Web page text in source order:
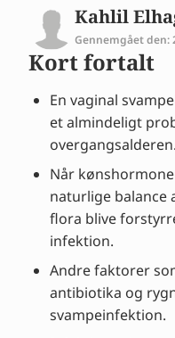
Kahlil
Gennemgået den:
Kort fortalt
En vaginal
et almindeligt
overgangsalderen.
Når
naturlige balance
flora blive
infektion.
Andre faktorer
antibiotika og
svampeinfektion.